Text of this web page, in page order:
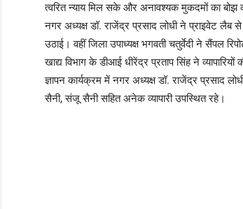
त्वरित न्याय मिल सके और अनावश्यक मुकदमों का बोझ
नगर अध्यक्ष डॉ. राजेंद्र प्रसाद लोधी ने प्राइवेट लैब
उठाई। वहीं जिला उपाध्यक्ष भगवती चतुर्वेदी ने सैंपल
खाद्य विभाग के डीआई धीरेंद्र प्रताप सिंह ने
ज्ञापन कार्यक्रम में नगर अध्यक्ष डॉ. राजेंद्र प्रसाद
सैनी, संजू सैनी सहित अनेक व्यापारी उपस्थित रहे।